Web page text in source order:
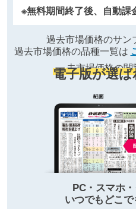
※無料期間終了後、自動課
過去市場価格のサン
過去市場価格の品種一覧は
去市場価格の
電子版が選
PC・スマホ
いつでもどこ